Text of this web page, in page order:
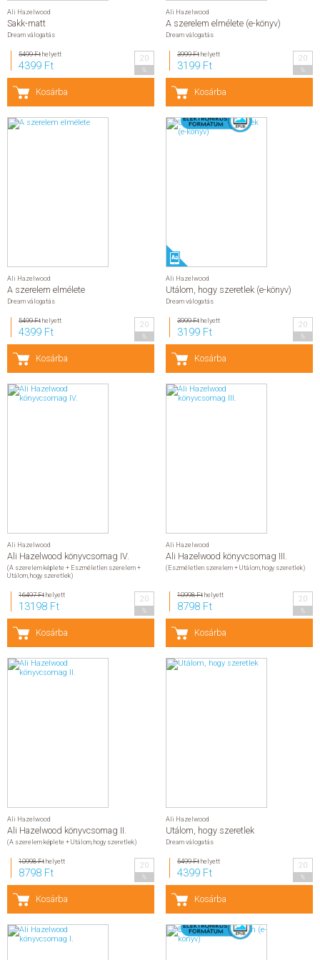
Ali Hazelwood
Sakk-matt
Dream válogatás
5499 Fthelyett
4399 Ft
20
Kosárba
Ali Hazelwood
A szerelem elmélete (e-könyv)
Dream válogatás
3999 Fthelyett
3199 Ft
20
Kosárba
Ali Hazelwood
A szerelem elmélete
Dream válogatás
5499 Fthelyett
4399 Ft
20
Kosárba
Ali Hazelwood
Utálom, hogy szeretlek (e-könyv)
Dream válogatás
3999 Fthelyett
3199 Ft
20
Kosárba
Ali Hazelwood
Ali Hazelwood könyvcsomag IV.
(A szerelem képlete + Eszméletlen szerelem +
Utálom, hogy szeretlek)
16497 Fthelyett
13198 Ft
20
Kosárba
Ali Hazelwood
Ali Hazelwood könyvcsomag III.
(Eszméletlen szerelem + Utálom, hogy szeretlek)
10998 Fthelyett
8798 Ft
20
Kosárba
Ali Hazelwood
Ali Hazelwood könyvcsomag II.
(A szerelem képlete + Utálom, hogy szeretlek)
10998 Fthelyett
8798 Ft
20
Kosárba
Ali Hazelwood
Utálom, hogy szeretlek
Dream válogatás
5499 Fthelyett
4399 Ft
20
Kosárba